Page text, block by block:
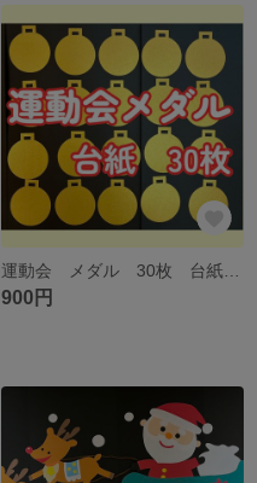
運動会 メダル 30枚 台紙 金色 保育
900円